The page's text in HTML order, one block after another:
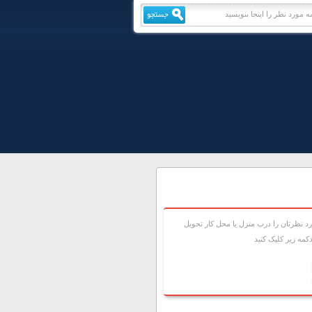
نظرتان را درب منزل يا محل کار تحويل
زير کليک کنيد